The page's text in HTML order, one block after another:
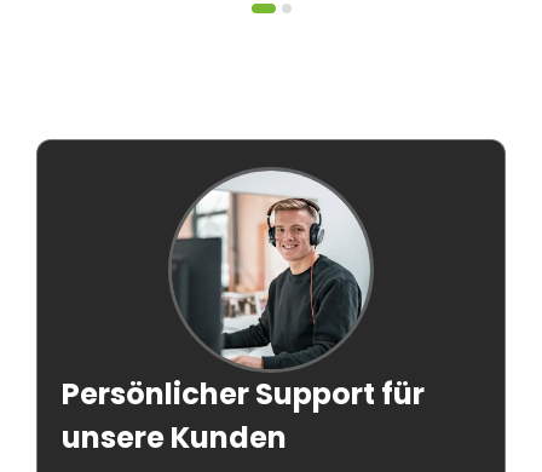
Persönlicher Support für
unsere Kunden